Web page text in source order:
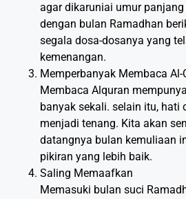
agar dikaruniai umur
dengan bulan Ramadhan
segala dosa-dosanya yang
kemenangan.
Memperbanyak Membaca Al-
Membaca Alquran
banyak sekali. selain itu, hati
menjadi tenang. Kita akan
datangnya bulan kemuliaan
pikiran yang lebih baik.
Saling Memaafkan
Memasuki bulan suci